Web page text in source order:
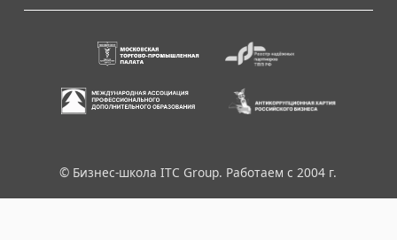
© Бизнес-школа ITC Group. Работаем с 2004 г.